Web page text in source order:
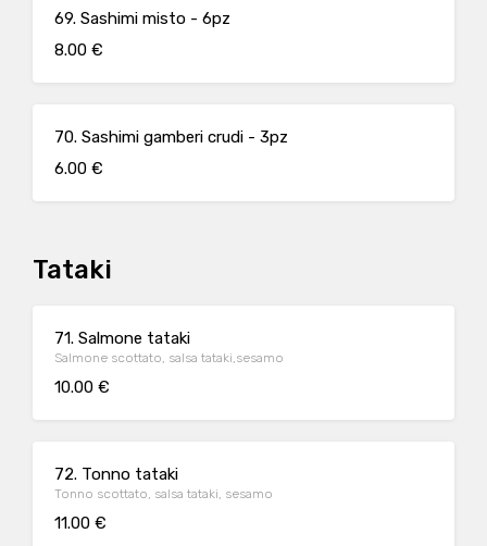
69. Sashimi misto - 6pz
8.00 €
70. Sashimi gamberi crudi - 3pz
6.00 €
Tataki
71. Salmone tataki
Salmone scottato, salsa tataki,sesamo
10.00 €
72. Tonno tataki
Tonno scottato, salsa tataki, sesamo
11.00 €